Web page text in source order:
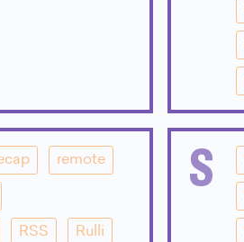
remote
RSS Rulli
S